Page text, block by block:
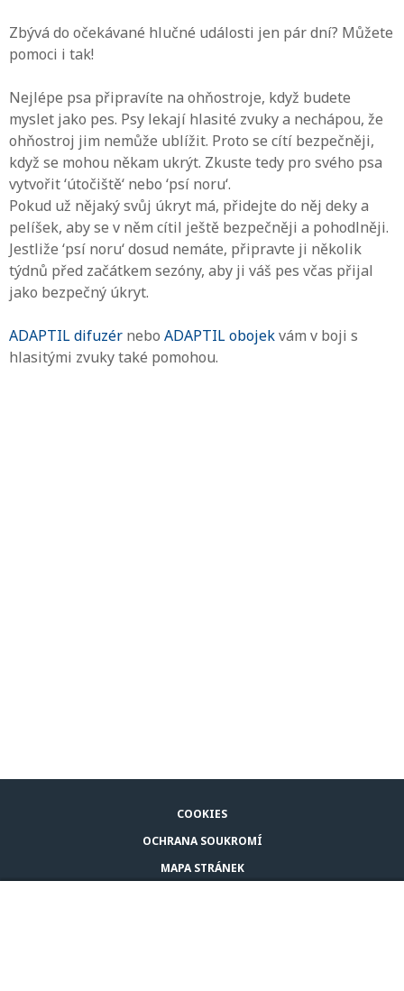
Zbývá do očekávané hlučné události jen pár dní? Můžete
pomoci i tak!
Nejlépe psa připravíte na ohňostroje, když budete
myslet jako pes. Psy lekají hlasité zvuky a nechápou, že
ohňostroj jim nemůže ublížit. Proto se cítí bezpečněji,
když se mohou někam ukrýt. Zkuste tedy pro svého psa
vytvořit ‘útočiště‘ nebo ‘psí noru‘.
Pokud už nějaký svůj úkryt má, přidejte do něj deky a
pelíšek, aby se v něm cítil ještě bezpečněji a pohodlněji.
Jestliže ‘psí noru‘ dosud nemáte, připravte ji několik
týdnů před začátkem sezóny, aby ji váš pes včas přijal
jako bezpečný úkryt.
ADAPTIL difuzér nebo ADAPTIL obojekvám v boji s
hlasitými zvuky také pomohou.
COOKIES
OCHRANA SOUKROMÍ
MAPA STRÁNEK